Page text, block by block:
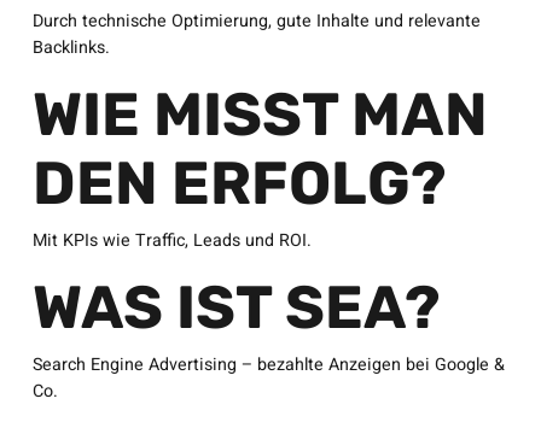
Durch technische Optimierung, gute Inhalte und relevante
Backlinks.
WIE MISST MAN
DEN ERFOLG?
Mit KPIs wie Traffic, Leads und ROI.
WAS IST SEA?
Search Engine Advertising – bezahlte Anzeigen bei Google &
Co.